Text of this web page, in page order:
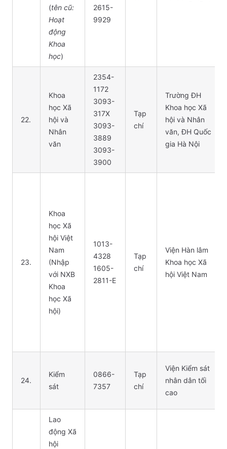
(tên cũ:
Hoạt
động
Khoa
học)
2615-
9929
22.
Khoa
học Xã
hội và
Nhân
văn
2354-
1172
3093-
317X
3093-
3889
3093-
3900
Tạp
chí
Trường ĐH
Khoa học Xã
hội và Nhân
văn, ĐH Quốc
gia Hà Nội
23.
Khoa
học Xã
hội Việt
Nam
(Nhập
với NXB
Khoa
học Xã
hội)
1013-
4328
1605-
2811-E
Tạp
chí
Viện Hàn lâm
Khoa học Xã
hội Việt Nam
24.
Kiểm
sát
0866-
7357
Tạp
chí
Viện Kiểm sát
nhân dân tối
cao
Lao
động Xã
hội